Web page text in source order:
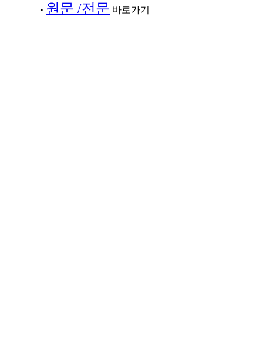
• 원문 /전문 바로가기